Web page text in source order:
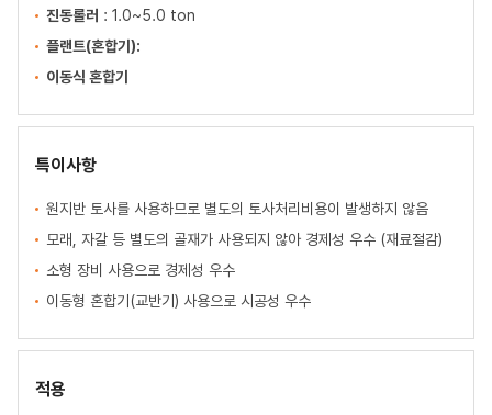
진동롤러 : 1.0~5.0 ton
플랜트(혼합기):
이동식 혼합기
특이사항
원지반 토사를 사용하므로 별도의 토사처리비용이 발생하지 않음
모래, 자갈 등 별도의 골재가 사용되지 않아 경제성 우수 (재료절감)
소형 장비 사용으로 경제성 우수
이동형 혼합기(교반기) 사용으로 시공성 우수
적용